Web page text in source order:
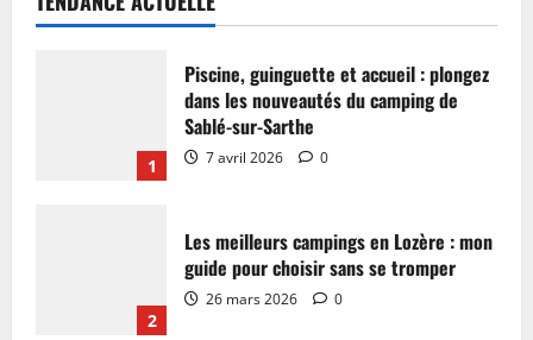
1
Piscine, guinguette et accueil : plongez
dans les nouveautés du camping de
Sablé-sur-Sarthe
7 avril 2026 0
2
Les meilleurs campings en Lozère : mon
guide pour choisir sans se tromper
26 mars 2026 0